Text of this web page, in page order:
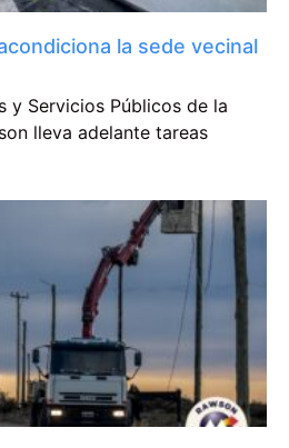
la sede vecinal
y Servicios Públicos de la
lleva adelante tareas